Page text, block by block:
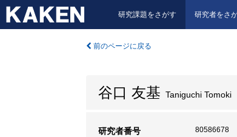
研究課題をさがす 研究者をさ
前のページに戻る
谷口 友基 Taniguchi Tomoki
研究者番号 80586678